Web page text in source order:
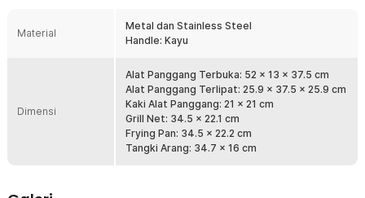
jumlah lebih banyak tanpa perlu menunggu giliran. Area memasak
yang luas membuat proses BBQ menjadi lebih cepat dan efisien.
Sangat cocok digunakan untuk acara keluarga maupun gathering
Rasa Smokey yang Lebih Kaya dan Menggugah Selera
Desain pemanggang yang lebih tertutup membantu menjaga aroma
asap dari arang tetap berada di sekitar makanan selama proses
memasak. Hal ini membuat cita rasa smokey khas barbeque lebih
meresap ke dalam daging dan bahan makanan lainnya. Hasil
rumah.
Material
Metal dan Stainless Steel
Handle: Kayu
Dimensi
Alat Panggang Terbuka: 52 x 13 x 37.5 cm
Alat Panggang Terlipat: 25.9 x 37.5 x 25.9 cm
Kaki Alat Panggang: 21 x 21 cm
Grill Net: 34.5 x 22.1 cm
Frying Pan: 34.5 x 22.2 cm
Tangki Arang: 34.7 x 16 cm